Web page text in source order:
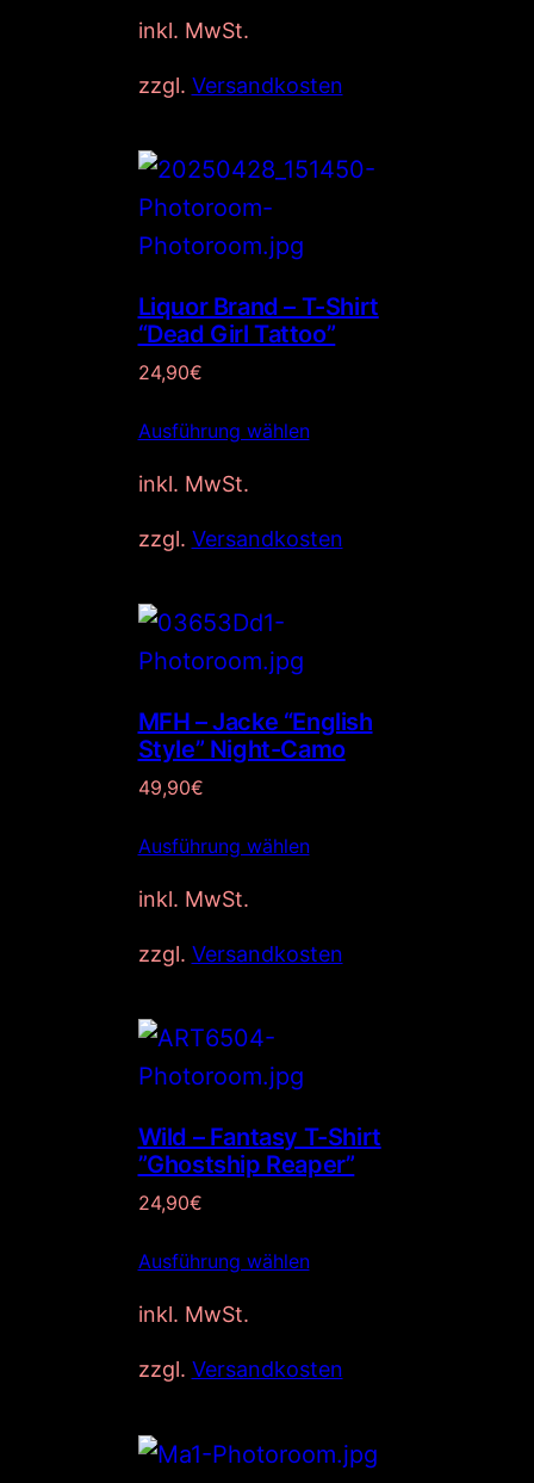
inkl. MwSt.
zzgl. Versandkosten
Liquor Brand – T-Shirt
“Dead Girl Tattoo”
24,90€
Ausführung wählen
inkl. MwSt.
zzgl. Versandkosten
MFH – Jacke “English
Style” Night-Camo
49,90€
Ausführung wählen
inkl. MwSt.
zzgl. Versandkosten
Wild – Fantasy T-Shirt
”Ghostship Reaper”
24,90€
Ausführung wählen
inkl. MwSt.
zzgl. Versandkosten